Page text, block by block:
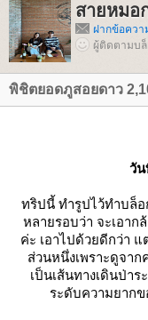
สายหมอ
ฝากข้อควา
ผู้ติดตามบล็
พิชิตยอดภูสอยดาว
วัน
ทริปนี้ ทำรูปไว้ทำบล็
หลายรอบว่า จะเอา
ค่ะ เอาไปด้วยดีกว่า
ส่วนหนึ่งเพราะดูจา
เป็นเส้นทางเดินป่าร
ระดับความยาก